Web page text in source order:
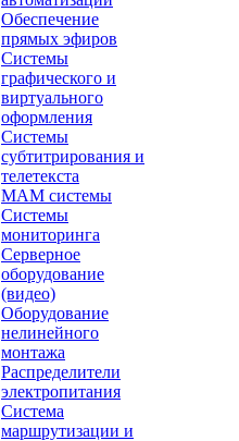
Обеспечение
прямых эфиров
Системы
графического и
виртуального
оформления
Системы
субтитрирования и
телетекста
MAM системы
Системы
мониторинга
Серверное
оборудование
(видео)
Оборудование
нелинейного
монтажа
Распределители
электропитания
Система
маршрутизации и